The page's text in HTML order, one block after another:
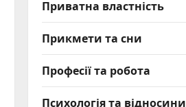
Приватна властність
Прикмети та сни
Професії та робота
Психологія та відносини